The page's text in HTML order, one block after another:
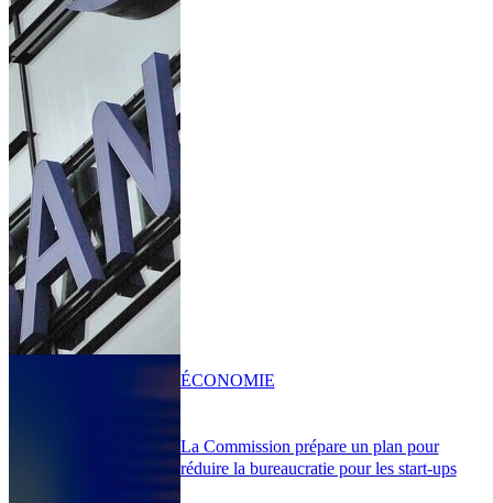
La Commission prépare un plan pour
réduire la bureaucratie pour les start-ups
ÉCONOMIE